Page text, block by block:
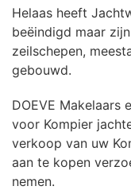
Helaas heeft
beëindigd maar
zeilschepen,
gebouwd.
DOEVE Makelaars
voor Kompier
verkoop van uw
aan te kopen
nemen.